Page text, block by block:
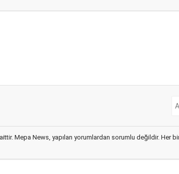
Mepa News, yapılan yorumlardan sorumlu değildir. Her